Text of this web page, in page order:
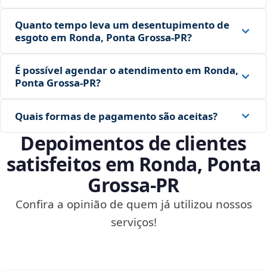
Quanto tempo leva um desentupimento de
esgoto em Ronda, Ponta Grossa‑PR?
É possível agendar o atendimento em Ronda,
Ponta Grossa‑PR?
Quais formas de pagamento são aceitas?
Depoimentos de clientes
satisfeitos em Ronda, Ponta
Grossa‑PR
Confira a opinião de quem já utilizou nossos
serviços!